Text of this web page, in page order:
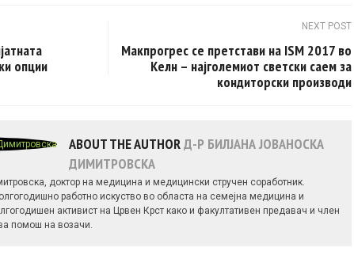
опции
NEXT POST
Макпрогрес се претстави на ISM 2017 во
Келн – најголемиот светски саем за
кондиторски производи
ABOUT THE AUTHORД-Р БИЛЈАНА ЈОВАНОСКА
ДИМИТРОВСКА
доктор на медицина и медицински стручен соработник.
работно искуство во областа на семејна медицина и
активист на Црвен Крст како и факултативен предавач и член
помош на возачи.